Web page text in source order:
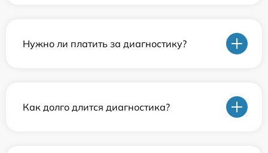
Нужно ли платить за диагностику?
Как долго длится диагностика?